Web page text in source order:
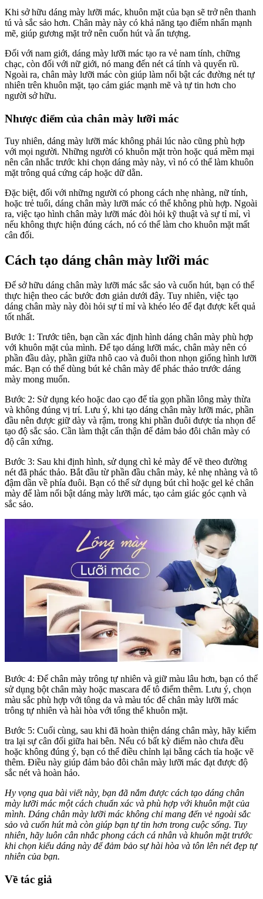
Khi sở hữu dáng mày lưỡi mác, khuôn mặt của bạn sẽ trở nên thanh
tú và sắc sảo hơn. Chân mày này có khả năng tạo điểm nhấn mạnh
mẽ, giúp gương mặt trở nên cuốn hút và ấn tượng.
Đối với nam giới, dáng mày lưỡi mác tạo ra vẻ nam tính, chững
chạc, còn đối với nữ giới, nó mang đến nét cá tính và quyến rũ.
Ngoài ra, chân mày lưỡi mác còn giúp làm nổi bật các đường nét tự
nhiên trên khuôn mặt, tạo cảm giác mạnh mẽ và tự tin hơn cho
người sở hữu.
Nhược điểm của chân mày lưỡi mác
Tuy nhiên, dáng mày lưỡi mác không phải lúc nào cũng phù hợp
với mọi người. Những người có khuôn mặt tròn hoặc quá mềm mại
nên cân nhắc trước khi chọn dáng mày này, vì nó có thể làm khuôn
mặt trông quá cứng cáp hoặc dữ dằn.
Đặc biệt, đối với những người có phong cách nhẹ nhàng, nữ tính,
hoặc trẻ tuổi, dáng chân mày lưỡi mác có thể không phù hợp. Ngoài
ra, việc tạo hình chân mày lưỡi mác đòi hỏi kỹ thuật và sự tỉ mỉ, vì
nếu không thực hiện đúng cách, nó có thể làm cho khuôn mặt mất
cân đối.
Cách tạo dáng chân mày lưỡi mác
Để sở hữu dáng chân mày lưỡi mác sắc sảo và cuốn hút, bạn có thể
thực hiện theo các bước đơn giản dưới đây. Tuy nhiên, việc tạo
dáng chân mày này đòi hỏi sự tỉ mỉ và khéo léo để đạt được kết quả
tốt nhất.
Bước 1: Trước tiên, bạn cần xác định hình dáng chân mày phù hợp
với khuôn mặt của mình. Để tạo dáng lưỡi mác, chân mày nên có
phần đầu dày, phần giữa nhô cao và đuôi thon nhọn giống hình lưỡi
mác. Bạn có thể dùng bút kẻ chân mày để phác thảo trước dáng
mày mong muốn.
Bước 2: Sử dụng kéo hoặc dao cạo để tỉa gọn phần lông mày thừa
và không đúng vị trí. Lưu ý, khi tạo dáng chân mày lưỡi mác, phần
đầu nên được giữ dày và rậm, trong khi phần đuôi được tỉa nhọn để
tạo độ sắc sảo. Cần làm thật cẩn thận để đảm bảo đôi chân mày có
độ cân xứng.
Bước 3: Sau khi định hình, sử dụng chì kẻ mày để vẽ theo đường
nét đã phác thảo. Bắt đầu từ phần đầu chân mày, kẻ nhẹ nhàng và tô
đậm dần về phía đuôi. Bạn có thể sử dụng bút chì hoặc gel kẻ chân
mày để làm nổi bật dáng mày lưỡi mác, tạo cảm giác góc cạnh và
sắc sảo.
Bước 4: Để chân mày trông tự nhiên và giữ màu lâu hơn, bạn có thể
sử dụng bột chân mày hoặc mascara để tô điểm thêm. Lưu ý, chọn
màu sắc phù hợp với tông da và màu tóc để chân mày lưỡi mác
trông tự nhiên và hài hòa với tổng thể khuôn mặt.
Bước 5: Cuối cùng, sau khi đã hoàn thiện dáng chân mày, hãy kiểm
tra lại sự cân đối giữa hai bên. Nếu có bất kỳ điểm nào chưa đều
hoặc không đúng ý, bạn có thể điều chỉnh lại bằng cách tỉa hoặc vẽ
thêm. Điều này giúp đảm bảo đôi chân mày lưỡi mác đạt được độ
sắc nét và hoàn hảo.
Hy vọng qua bài viết này, bạn đã nắm được cách tạo dáng chân
mày lưỡi mác một cách chuẩn xác và phù hợp với khuôn mặt của
mình. Dáng chân mày lưỡi mác không chỉ mang đến vẻ ngoài sắc
sảo và cuốn hút mà còn giúp bạn tự tin hơn trong cuộc sống. Tuy
nhiên, hãy luôn cân nhắc phong cách cá nhân và khuôn mặt trước
khi chọn kiểu dáng này để đảm bảo sự hài hòa và tôn lên nét đẹp tự
nhiên của bạn.
Về tác giả